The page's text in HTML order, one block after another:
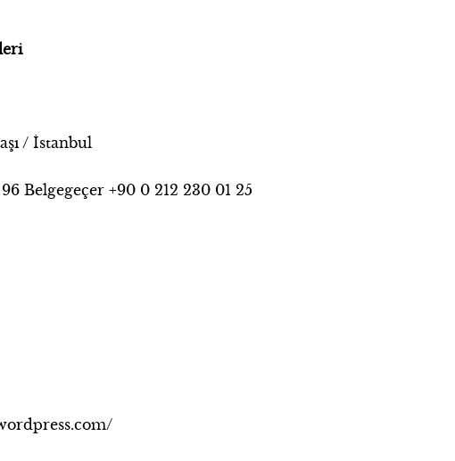
/ İstanbul
Belgegeçer +90 0 212 230 01 25